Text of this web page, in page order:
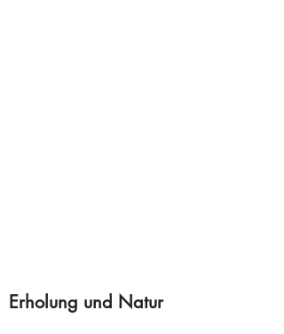
Erholung und Natur